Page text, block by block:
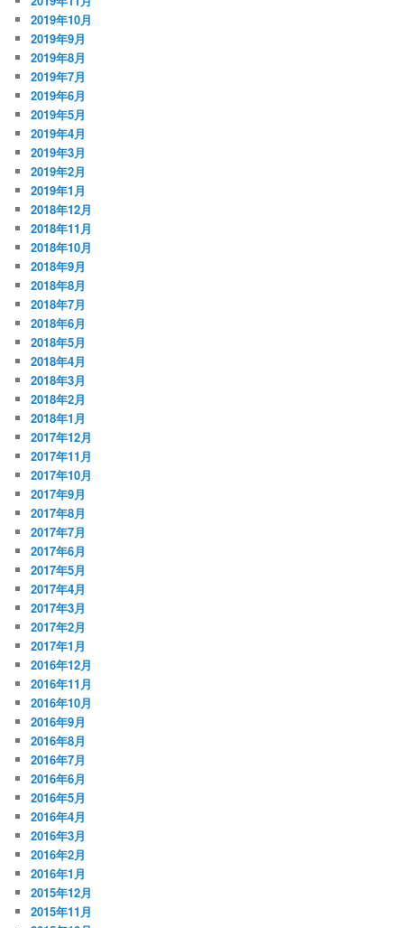
2019年10月
2019年9月
2019年8月
2019年7月
2019年6月
2019年5月
2019年4月
2019年3月
2019年2月
2019年1月
2018年12月
2018年11月
2018年10月
2018年9月
2018年8月
2018年7月
2018年6月
2018年5月
2018年4月
2018年3月
2018年2月
2018年1月
2017年12月
2017年11月
2017年10月
2017年9月
2017年8月
2017年7月
2017年6月
2017年5月
2017年4月
2017年3月
2017年2月
2017年1月
2016年12月
2016年11月
2016年10月
2016年9月
2016年8月
2016年7月
2016年6月
2016年5月
2016年4月
2016年3月
2016年2月
2016年1月
2015年12月
2015年11月